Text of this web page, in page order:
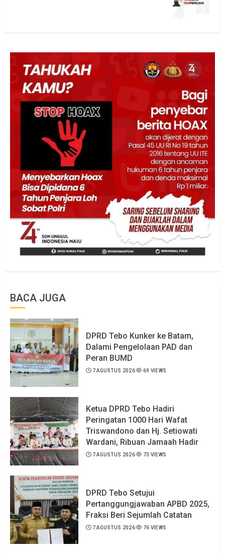
BACA JUGA
DPRD Tebo Kunker ke Batam,
Dalami Pengelolaan PAD dan
Peran BUMD
7 AGUSTUS 2026 69 VIEWS
Ketua DPRD Tebo Hadiri
Peringatan 1000 Hari Wafat
Triswandono dan Hj. Setiowati
Wardani, Ribuan Jamaah Hadir
7 AGUSTUS 2026 73 VIEWS
DPRD Tebo Setujui
Pertanggungjawaban APBD 2025,
Fraksi Beri Sejumlah Catatan
7 AGUSTUS 2026 76 VIEWS